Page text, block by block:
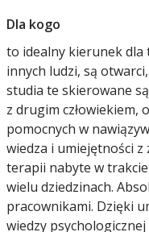
Dla kogo
to idealny kierunek dla
innych ludzi, są
studia te skierowane
z drugim
pomocnych w
wiedza i umiejętności
terapii nabyte w
wielu dziedzinach.
pracownikami. Dzięki
wiedzy